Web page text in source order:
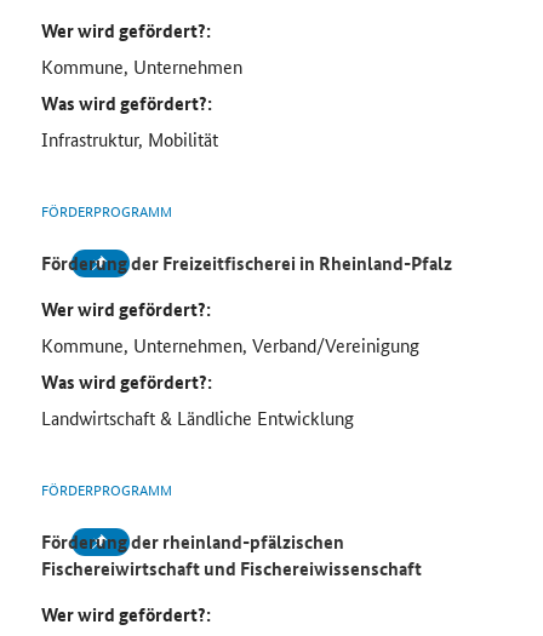
Wer wird gefördert?:
Kommune, Unternehmen
Was wird gefördert?:
Infrastruktur, Mobilität
FÖRDERPROGRAMM
Förderung der Freizeitfischerei in Rheinland-Pfalz
Wer wird gefördert?:
Kommune, Unternehmen, Verband/Vereinigung
Was wird gefördert?:
Landwirtschaft & Ländliche Entwicklung
FÖRDERPROGRAMM
Förderung der rheinland-pfälzischen
Fischereiwirtschaft und Fischereiwissenschaft
Wer wird gefördert?: